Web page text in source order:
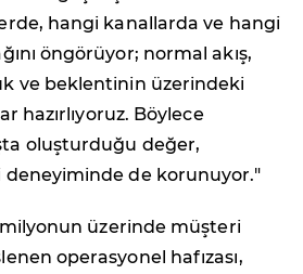
hangi kanallarda ve hangi
öngörüyor; normal akış,
ve beklentinin üzerindeki
hazırlıyoruz. Böylece
oluşturduğu değer,
de korunuyor."
milyonun üzerinde müşteri
operasyonel hafızası,